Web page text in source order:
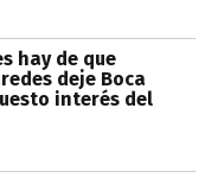
hay de que
deje Boca
interés del